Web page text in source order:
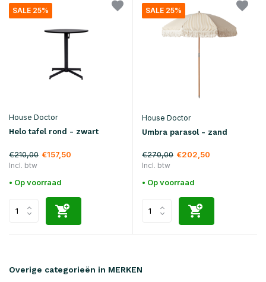
SALE 25%
House Doctor
Helo tafel rond - zwart
€210,00 €157,50
Incl. btw
• Op voorraad
SALE 25%
House Doctor
Umbra parasol - zand
€270,00 €202,50
Incl. btw
• Op voorraad
Overige categorieën in MERKEN